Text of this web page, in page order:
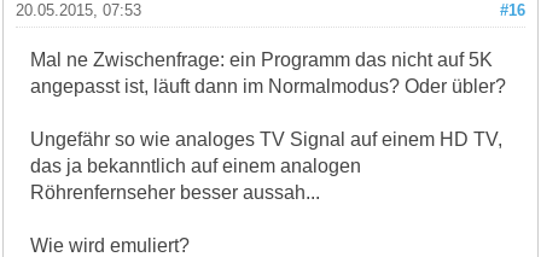
#16
20.05.2015, 07:53
Mal ne Zwischenfrage: ein Programm das nicht auf 5K
angepasst ist, läuft dann im Normalmodus? Oder übler?
Ungefähr so wie analoges TV Signal auf einem HD TV,
das ja bekanntlich auf einem analogen
Röhrenfernseher besser aussah...
Wie wird emuliert?